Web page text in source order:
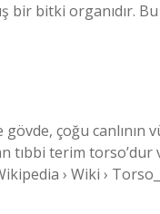
bir bitki organıdır.
çoğu canlının
tıbbi terim
› Wiki ›